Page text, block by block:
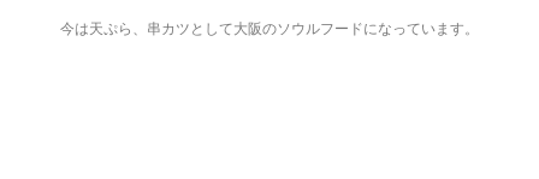
今は天ぷら、串カツとして大阪のソウルフードになっています。